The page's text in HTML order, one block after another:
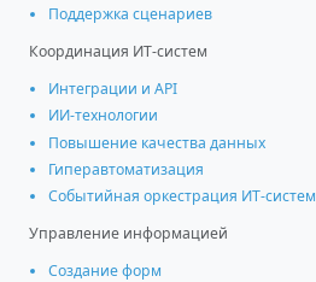
Поддержка сценариев
Координация ИТ-систем
Интеграции и АРІ
ИИ-технологии
Повышение качества данных
Гиперавтоматизация
Событийная оркестрация ИТ-систем
Управление информацией
Создание форм